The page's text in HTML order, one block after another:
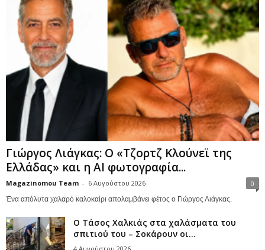
Γιώργος Λιάγκας: Ο «Τζορτζ Κλούνεϊ της
Ελλάδας» και η AI φωτογραφία...
Magazinomou Team - 6 Αυγούστου 2026 0
Ένα απόλυτα χαλαρό καλοκαίρι απολαμβάνει φέτος ο Γιώργος Λιάγκας.
Ο Τάσος Χαλκιάς στα χαλάσματα του
σπιτιού του – Σοκάρουν οι...